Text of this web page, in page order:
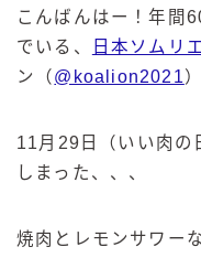
サントリー
ー196℃ スト
ー196℃ 瞬間
CRAFT－
こだわり酒場
BAR Pomum（
こんばんはー！年間
でいる、
日本ソムリ
ン（ @koalion2021
11月29日（いい肉の
しまった、、、
焼肉とレモンサワー